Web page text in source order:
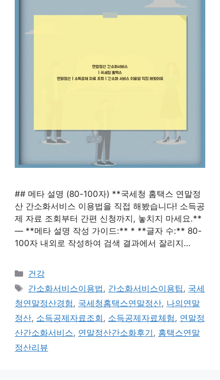
## 메타 설명 (80-100자) **국세청 홈택스 연말정
산 간소화서비스 이용법을 직접 해봤습니다! 소득공
제 자료 조회부터 간편 신청까지, 놓치지 마세요.**
— **메타 설명 작성 가이드:** * **글자 수:** 80-
100자 내외로 작성하여 검색 결과에서 잘리지…
카
테
리
건강
태
그
간소화서비스이용법 , 간소화서비스이용팁 , 국세
청연말정산경험 , 국세청홈택스연말정산, 나의연말
정산, 소득공제자료조회 , 소득공제자료체험 , 연말정
산간소화서비스, 연말정산간소화후기 , 홈택스연말
정산리뷰